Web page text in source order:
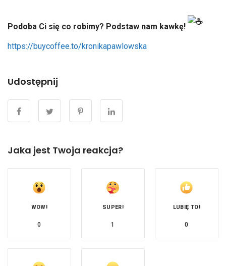
Podoba Ci się co robimy? Podstaw nam kawkę!
https://buycoffee.to/kronikapawlowska
Udostępnij
Jaka jest Twoja reakcja?
WOW!
0
SUPER!
1
LUBIĘ TO!
0